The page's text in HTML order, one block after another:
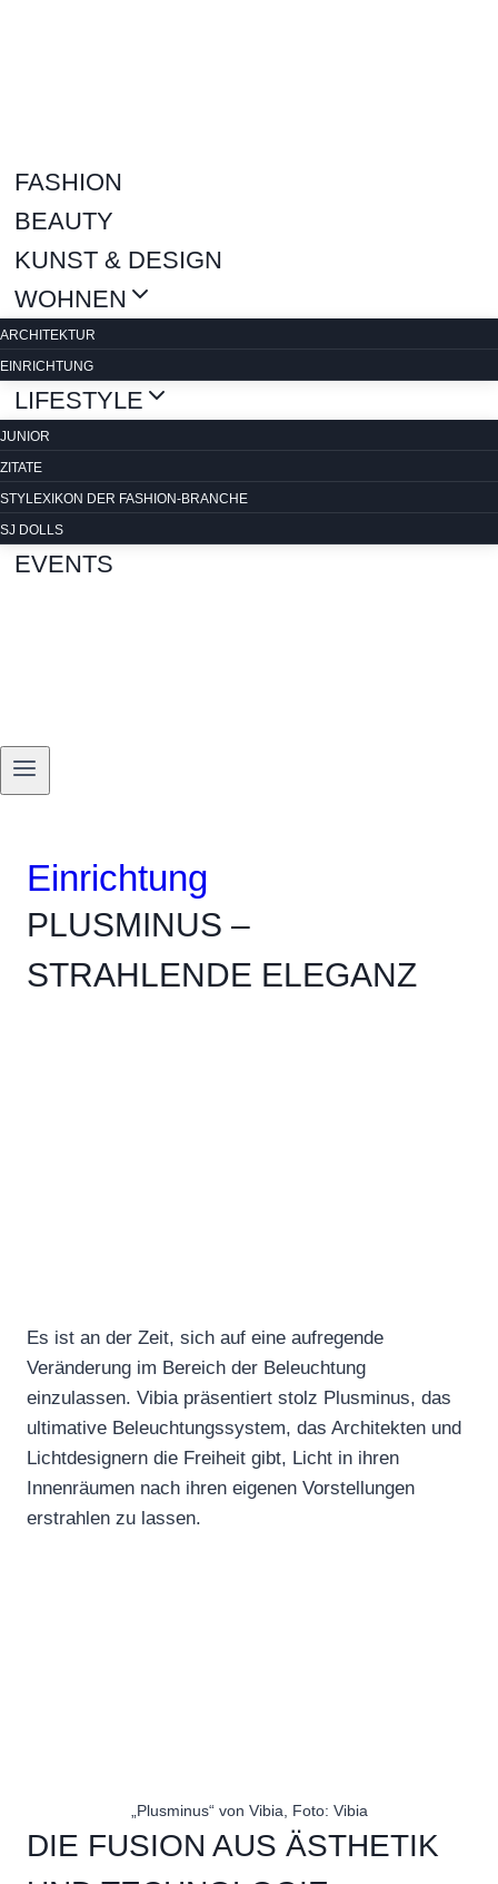
FASHION
BEAUTY
KUNST & DESIGN
WOHNEN
ARCHITEKTUR
EINRICHTUNG
LIFESTYLE
JUNIOR
ZITATE
STYLEXIKON DER FASHION-BRANCHE
SJ DOLLS
EVENTS
Einrichtung
PLUSMINUS –
STRAHLENDE ELEGANZ
Es ist an der Zeit, sich auf eine aufregende
Veränderung im Bereich der Beleuchtung
einzulassen. Vibia präsentiert stolz Plusminus, das
ultimative Beleuchtungssystem, das Architekten und
Lichtdesignern die Freiheit gibt, Licht in ihren
Innenräumen nach ihren eigenen Vorstellungen
erstrahlen zu lassen.
„Plusminus“ von Vibia, Foto: Vibia
DIE FUSION AUS ÄSTHETIK